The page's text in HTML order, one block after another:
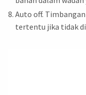
Auto off.
tertentu jika tidak